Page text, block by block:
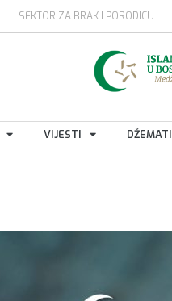
SEKTOR ZA BRAK I PORODICU
VIJESTI DŽEMATI